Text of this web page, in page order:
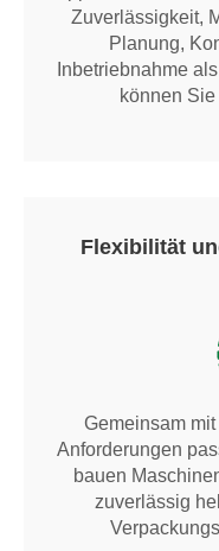
Zuverlässigkeit,
Planung,
Inbetriebnahme
können
Flexibilität
Gemeinsam
Anforderungen
bauen
zuverlässig